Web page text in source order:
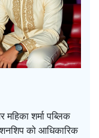
शर्मा पब्लिक
को आधिकारिक